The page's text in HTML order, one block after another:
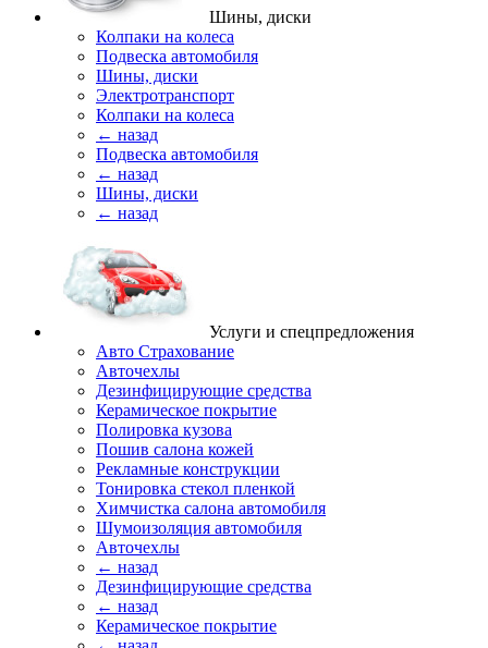
Шины, диски
Колпаки на колеса
Подвеска автомобиля
Шины, диски
Электротранспорт
Колпаки на колеса
← назад
Подвеска автомобиля
← назад
Шины, диски
← назад
Услуги и спецпредложения
Авто Страхование
Авточехлы
Дезинфицирующие средства
Керамическое покрытие
Полировка кузова
Пошив салона кожей
Рекламные конструкции
Тонировка стекол пленкой
Химчистка салона автомобиля
Шумоизоляция автомобиля
Авточехлы
← назад
Дезинфицирующие средства
← назад
Керамическое покрытие